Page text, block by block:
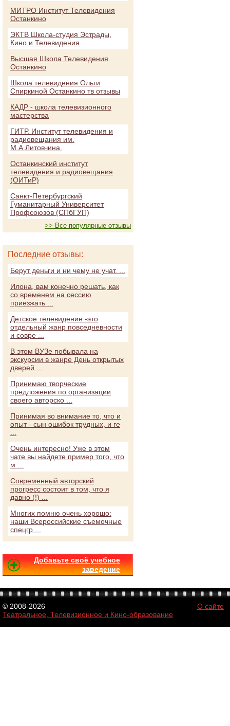
МИТРО Институт Телевидения
Останкино
ЭКТВ Школа-студия Эстрады,
Кино и Телевидения
Высшая Школа Телевидения
Останкино
Школа телевидения Ольги
Спиркиной Останкино тв отзывы
КАДР - школа телевизионного
мастерства
ГИТР. Институт телевидения и
радиовещания им.
М.А.Литовчина.
Останкинский институт
телевидения и радиовещания
(ОИТиР)
Санкт-Петербургский
Гуманитарный Университет
Профсоюзов (СПбГУП)
>> Все популярные отзывы
Последние отзывы:
Берут деньги и ни чему не учат. ...
Илона, вам конечно решать, как
со временем на сессию
приезжать ...
Детское телевидение -это
отдельный жанр повседневности
и совре ...
В этом ВУЗе побывала на
экскурсии в жанре День открытых
дверей ...
Принимаю творческие
предложения по организации
своего авторско ...
Принимая во внимание то, что и
опыт - сын ошибок трудных, и ге
Очень интересно! Уже в этом
чате вы найдете пример того, что
м ...
Современный авторский
прогресс состоит в том, что я
давно (!) ...
Многих помню очень хорошо:
наши Всероссийские съемочные
спецгр ...
Добавьте своё учебное
заведение
© 2008-2026
Театральное, Телевизионное и Кино-образование
О сайте